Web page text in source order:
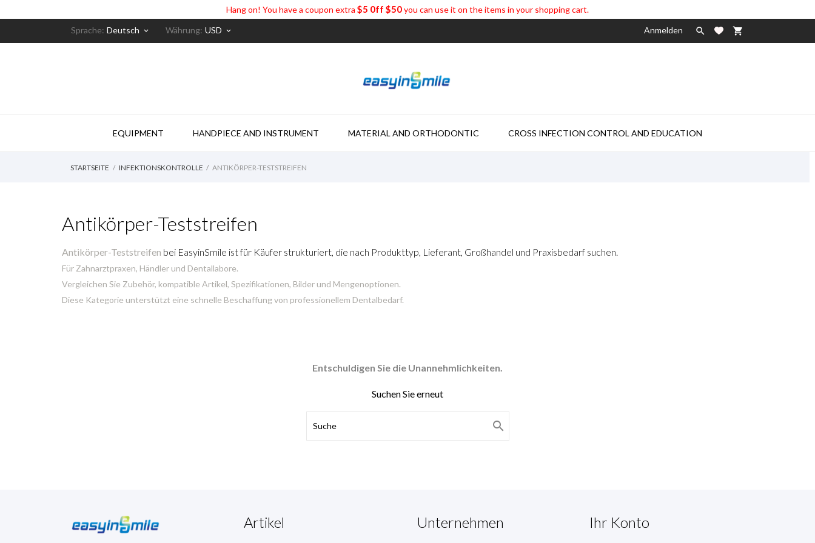
Hang on! You have a coupon extra $5 0ff $50you can use it on the items in your shopping cart.
Sprache: Deutsch keyboard_arrow_down Währung: USD keyboard_arrow_down Anmelden  shopping_cart
EQUIPMENT HANDPIECE AND INSTRUMENT MATERIAL AND ORTHODONTIC CROSS INFECTION CONTROL AND EDUCATION
STARTSEITE INFEKTIONSKONTROLLE ANTIKÖRPER-TESTSTREIFEN
Antikörper-Teststreifen
Antikörper-Teststreifen bei EasyinSmile ist für Käufer strukturiert, die nach Produkttyp, Lieferant, Großhandel und Praxisbedarf suchen.
Für Zahnarztpraxen, Händler und Dentallabore.
Vergleichen Sie Zubehör, kompatible Artikel, Spezifikationen, Bilder und Mengenoptionen.
Diese Kategorie unterstützt eine schnelle Beschaffung von professionellem Dentalbedarf.
Entschuldigen Sie die Unannehmlichkeiten.
Suchen Sie erneut

Artikel Unternehmen Ihr Konto